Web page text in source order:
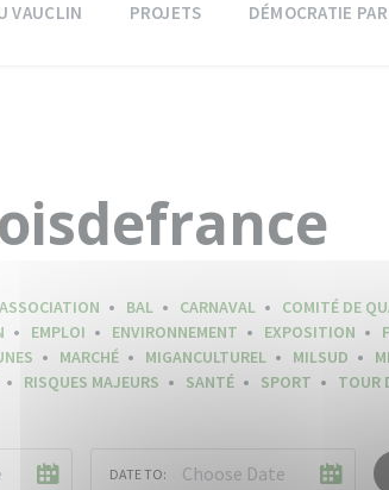
VAUCLIN PROJETS DÉMOCRATIE
ASSOCIATION BAL CARNAVAL COMITÉ DE
EMPLOI ENVIRONNEMENT EXPOSITION
MARCHÉ MIGANCULTUREL MILSUD
RISQUES MAJEURS SANTÉ SPORT TOUR
DATE TO: